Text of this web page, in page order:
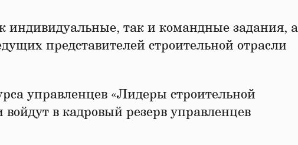
индивидуальные, так и командные задания, а
представителей строительной отрасли
управленцев «Лидеры строительной
войдут в кадровый резерв управленцев